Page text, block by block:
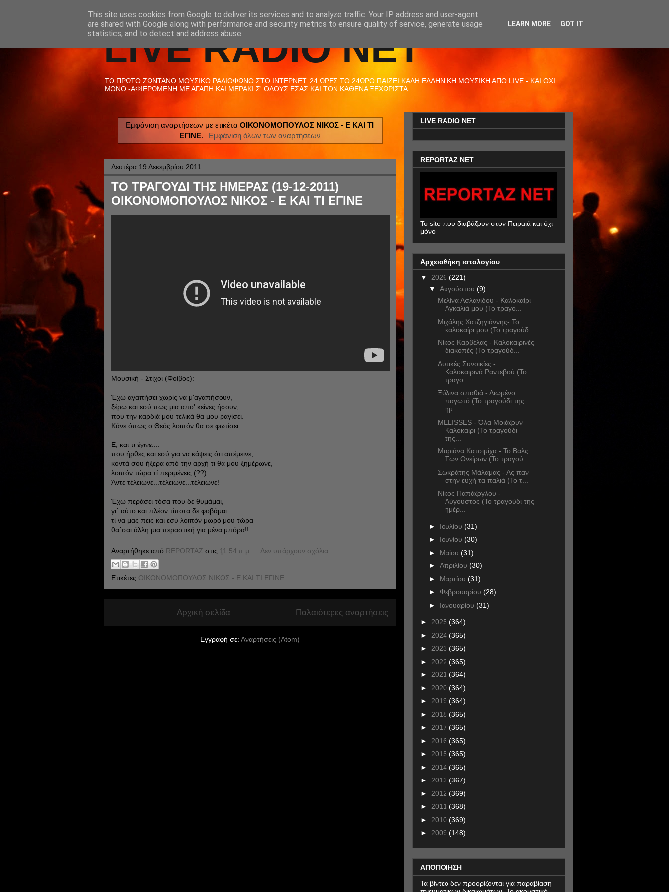
LIVE RADIO NET
ΤΟ ΠΡΩΤΟ ΖΩΝΤΑΝΟ ΜΟΥΣΙΚΟ ΡΑΔΙΟΦΩΝΟ ΣΤΟ ΙΝΤΕΡΝΕΤ. 24 ΩΡΕΣ ΤΟ 24ΩΡΟ ΠΑΙΖΕΙ ΚΑΛΗ ΕΛΛΗΝΙΚΗ ΜΟΥΣΙΚΗ ΑΠΟ LIVE - ΚΑΙ ΟΧΙ
ΜΟΝΟ -ΑΦΙΕΡΩΜΕΝΗ ΜΕ ΑΓΑΠΗ ΚΑΙ ΜΕΡΑΚΙ Σ' ΟΛΟΥΣ ΕΣΑΣ ΚΑΙ ΤΟΝ ΚΑΘΕΝΑ ΞΕΧΩΡΙΣΤΑ.
Εμφάνιση αναρτήσεων με ετικέτα ΟΙΚΟΝΟΜΟΠΟΥΛΟΣ ΝΙΚΟΣ - Ε ΚΑΙ ΤΙ
ΕΓΙΝΕ. Εμφάνιση όλων των αναρτήσεων
Δευτέρα 19 Δεκεμβρίου 2011
ΤΟ ΤΡΑΓΟΥΔΙ ΤΗΣ ΗΜΕΡΑΣ (19-12-2011)
ΟΙΚΟΝΟΜΟΠΟΥΛΟΣ ΝΙΚΟΣ - Ε ΚΑΙ ΤΙ ΕΓΙΝΕ
Μουσική - Στίχοι (Φοίβος):
Έχω αγαπήσει χωρίς να μ'αγαπήσουν,
ξέρω και εσύ πως μια απο' κείνες ήσουν,
που την καρδιά μου τελικά θα μου ραγίσει.
Κάνε όπως ο Θεός λοιπόν θα σε φωτίσει.
Ε, και τι έγινε....
που ήρθες και εσύ για να κάψεις ότι απέμεινε,
κοντά σου ήξερα από την αρχή τι θα μου ξημέρωνε,
λοιπόν τώρα τί περιμένεις (??)
Άντε τέλειωνε...τέλειωνε...τέλειωνε!
Έχω περάσει τόσα που δε θυμάμαι,
γι΄ αύτο και πλέον τίποτα δε φοβάμαι
τί να μας πεις και εσύ λοιπόν μωρό μου τώρα
θα΄σαι άλλη μια περαστική για μένα μπόρα!!
Αναρτήθηκε από REPORTAZ στις 11:54 π.μ. Δεν υπάρχουν σχόλια:
Ετικέτες ΟΙΚΟΝΟΜΟΠΟΥΛΟΣ ΝΙΚΟΣ - Ε ΚΑΙ ΤΙ ΕΓΙΝΕ
Παλαιότερες αναρτήσεις
Αρχική σελίδα
Εγγραφή σε: Αναρτήσεις (Atom)
LIVE RADIO NET
REPORTAZ NET
To site που διαβάζουν στον Πειραιά και όχι
μόνο
Αρχειοθήκη ιστολογίου
▼ 2026 (221)
▼ Αυγούστου (9)
Μελίνα Ασλανίδου - Καλοκαίρι
Αγκαλιά μου (Το τραγο...
Μιχάλης Χατζηγιάννης- Το
καλοκαίρι μου (Το τραγούδ...
Νίκος Καρβέλας - Καλοκαιρινές
διακοπές (Το τραγούδ...
Δυτικές Συνοικίες -
Καλοκαιρινά Ραντεβού (Το
τραγο...
Ξύλινα σπαθιά - Λιωμένο
παγωτό (Το τραγούδι της
ημ...
MELISSES - Όλα Μοιάζουν
Καλοκαίρι (Το τραγούδι
της...
Μαριάνα Κατσιμίχα - Το Βαλς
Των Ονείρων (Το τραγού...
Σωκράτης Μάλαμας - Ας παν
στην ευχή τα παλιά (Το τ...
Νίκος Παπάζογλου -
Αύγουστος (Το τραγούδι της
ημέρ...
► Ιουλίου (31)
► Ιουνίου (30)
► Μαΐου (31)
► Απριλίου (30)
► Μαρτίου (31)
► Φεβρουαρίου (28)
► Ιανουαρίου (31)
► 2025 (364)
► 2024 (365)
► 2023 (365)
► 2022 (365)
► 2021 (364)
► 2020 (364)
► 2019 (364)
► 2018 (365)
► 2017 (365)
► 2016 (365)
► 2015 (365)
► 2014 (365)
► 2013 (367)
► 2012 (369)
► 2011 (368)
► 2010 (369)
► 2009 (148)
ΑΠΟΠΟΙΗΣΗ
Τα βίντεο δεν προορίζονται για παραβίαση
This site uses cookies from Google to deliver its services and to analyze traffic. Your IP address and user-agent
are shared with Google along with performance and security metrics to ensure quality of service, generate usage
statistics, and to detect and address abuse.
LEARN MORE GOT IT